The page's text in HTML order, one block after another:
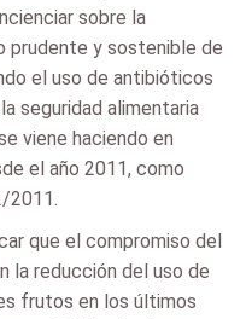
sobre la
prudente y sostenible de
el uso de antibióticos
seguridad alimentaria
viene haciendo en
el año 2011, como
2011.
que el compromiso del
la reducción del uso de
frutos en los últimos